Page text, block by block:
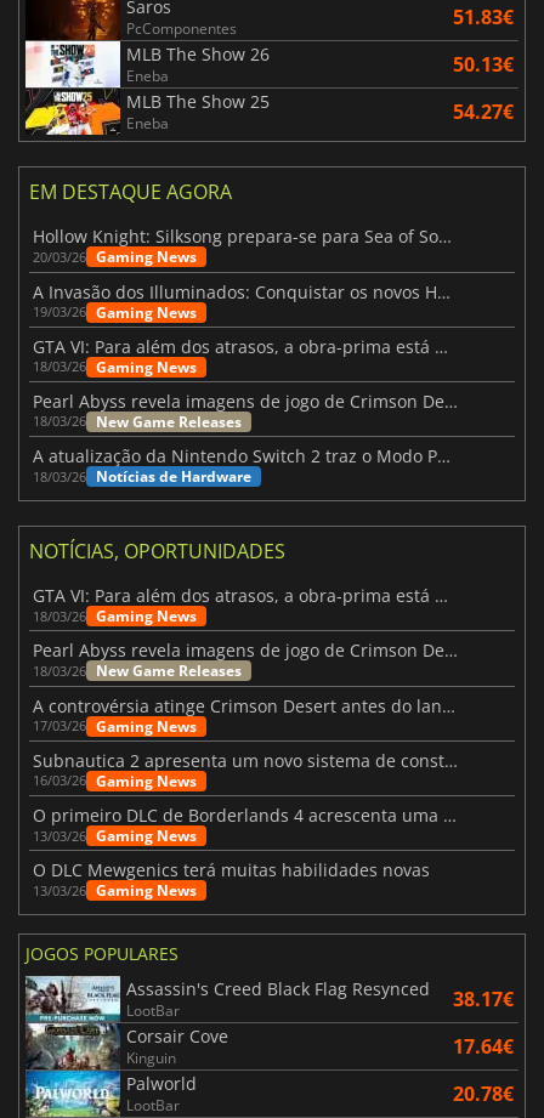
Saros
PcComponentes 51.83€
MLB The Show 26
Eneba 50.13€
MLB The Show 25
Eneba 54.27€
EM DESTAQUE AGORA
Hollow Knight: Silksong prepara-se para Sea of Sorrow com um patch
20/03/26 Gaming News
A Invasão dos Illuminados: Conquistar os novos Helldivers 2 Atualização!
19/03/26 Gaming News
GTA VI: Para além dos atrasos, a obra-prima está quase a chegar
18/03/26 Gaming News
Pearl Abyss revela imagens de jogo de Crimson Desert para a PS5
18/03/26 New Game Releases
A atualização da Nintendo Switch 2 traz o Modo Portátil aos jogos mais antigos da Switch
18/03/26 Notícias de Hardware
NOTÍCIAS, OPORTUNIDADES
GTA VI: Para além dos atrasos, a obra-prima está quase a chegar
18/03/26 Gaming News
Pearl Abyss revela imagens de jogo de Crimson Desert para a PS5
18/03/26 New Game Releases
A controvérsia atinge Crimson Desert antes do lançamento
17/03/26 Gaming News
Subnautica 2 apresenta um novo sistema de construção de bases
16/03/26 Gaming News
O primeiro DLC de Borderlands 4 acrescenta uma nova personagem e muito mais
13/03/26 Gaming News
O DLC Mewgenics terá muitas habilidades novas
13/03/26 Gaming News
JOGOS POPULARES
Assassin's Creed Black Flag Resynced
LootBar 38.17€
Corsair Cove
Kinguin 17.64€
Palworld
LootBar 20.78€